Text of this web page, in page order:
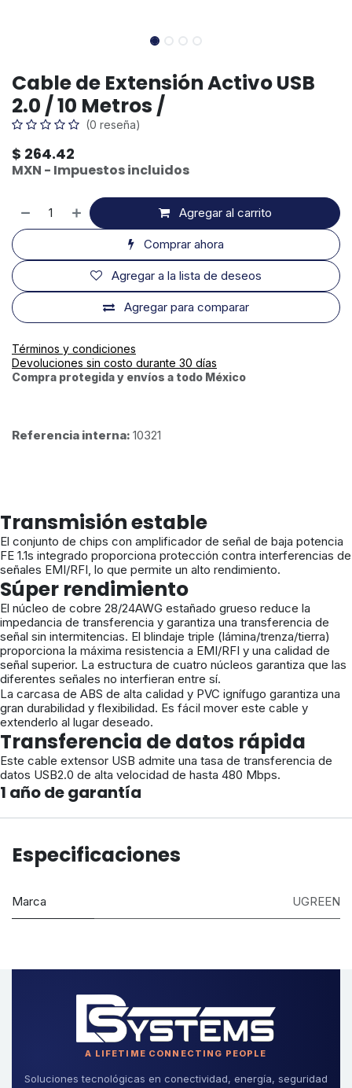
Cable de Extensión Activo USB
2.0 / 10 Metros /
(0 reseña)
$ 264.42
MXN - Impuestos incluidos
Agregar al carrito
Comprar ahora
Agregar para comparar
Agregar a la lista de deseos
Términos y condiciones
Devoluciones sin costo durante 30 días
Compra protegida y envíos a todo México
Referencia interna: 10321
Transmisión estable
El conjunto de chips con amplificador de señal de baja potencia
FE 1.1s integrado proporciona protección contra interferencias de
señales EMI/RFI, lo que permite un alto rendimiento.
Súper rendimiento
El núcleo de cobre 28/24AWG estañado grueso reduce la
impedancia de transferencia y garantiza una transferencia de
señal sin intermitencias. El blindaje triple (lámina/trenza/tierra)
proporciona la máxima resistencia a EMI/RFI y una calidad de
señal superior. La estructura de cuatro núcleos garantiza que las
diferentes señales no interfieran entre sí.
La carcasa de ABS de alta calidad y PVC ignífugo garantiza una
gran durabilidad y flexibilidad. Es fácil mover este cable y
extenderlo al lugar deseado.
Transferencia de datos rápida
Este cable extensor USB admite una tasa de transferencia de
datos USB2.0 de alta velocidad de hasta 480 Mbps.
1 año de garantía
Especificaciones
Marca UGREEN
A LIFETIME CONNECTING PEOPLE
Soluciones tecnológicas en conectividad, energía, seguridad